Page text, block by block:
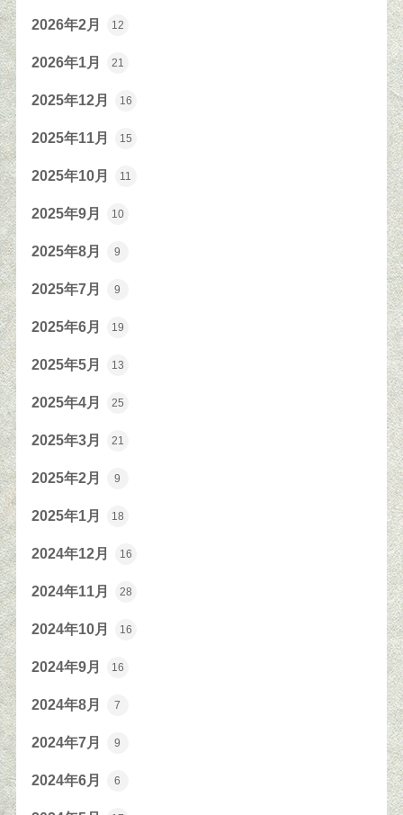
2026年2月 12
2026年1月 21
2025年12月 16
2025年11月 15
2025年10月 11
2025年9月 10
2025年8月 9
2025年7月 9
2025年6月 19
2025年5月 13
2025年4月 25
2025年3月 21
2025年2月 9
2025年1月 18
2024年12月 16
2024年11月 28
2024年10月 16
2024年9月 16
2024年8月 7
2024年7月 9
2024年6月 6